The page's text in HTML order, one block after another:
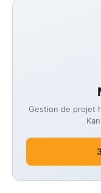
Gestion de projet